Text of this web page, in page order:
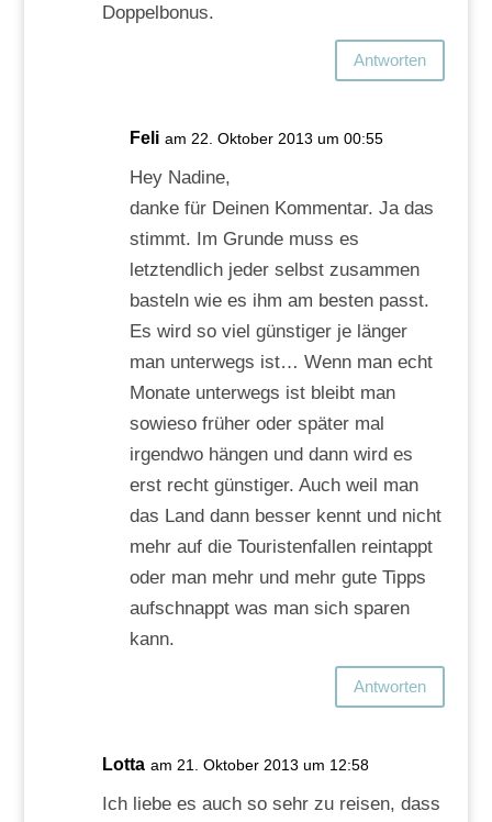
Doppelbonus.
Antworten
Feli am 22. Oktober 2013 um 00:55
Hey Nadine,
danke für Deinen Kommentar. Ja das
stimmt. Im Grunde muss es
letztendlich jeder selbst zusammen
basteln wie es ihm am besten passt.
Es wird so viel günstiger je länger
man unterwegs ist… Wenn man echt
Monate unterwegs ist bleibt man
sowieso früher oder später mal
irgendwo hängen und dann wird es
erst recht günstiger. Auch weil man
das Land dann besser kennt und nicht
mehr auf die Touristenfallen reintappt
oder man mehr und mehr gute Tipps
aufschnappt was man sich sparen
kann.
Antworten
Lotta am 21. Oktober 2013 um 12:58
Ich liebe es auch so sehr zu reisen, dass